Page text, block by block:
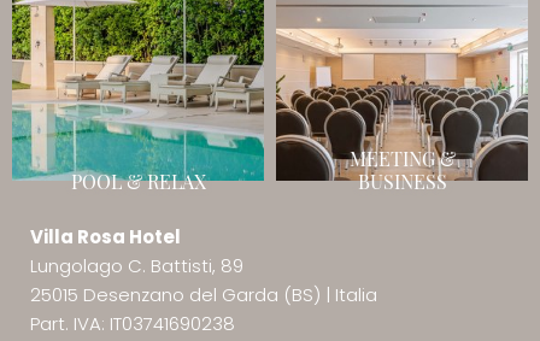
POOL & RELAX
MEETING &
BUSINESS
Villa Rosa Hotel
Lungolago C. Battisti, 89
25015 Desenzano del Garda (BS) | Italia
Part. IVA: IT03741690238